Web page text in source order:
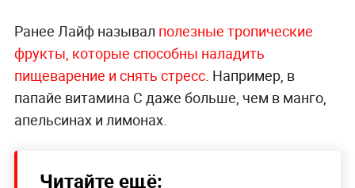
Ранее Лайф называл полезные тропические
фрукты, которые способны наладить
пищеварение и снять стресс. Например, в
папайе витамина С даже больше, чем в манго,
апельсинах и лимонах.
Читайте ещё: